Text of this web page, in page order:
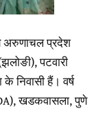
अरुणाचल प्रदेश
पटवारी
निवासी हैं। वर्ष
खडकवासला, पुणे